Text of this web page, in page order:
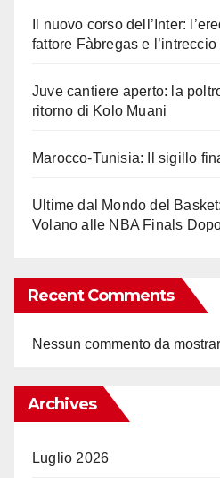
Il nuovo corso dell’Inter:
fattore Fàbregas e
Juve cantiere aperto: la
ritorno di Kolo Muani
Marocco-Tunisia: Il sigillo
Ultime dal Mondo del
Volano alle NBA Finals
Recent Comments
Nessun commento da
Archives
Luglio 2026